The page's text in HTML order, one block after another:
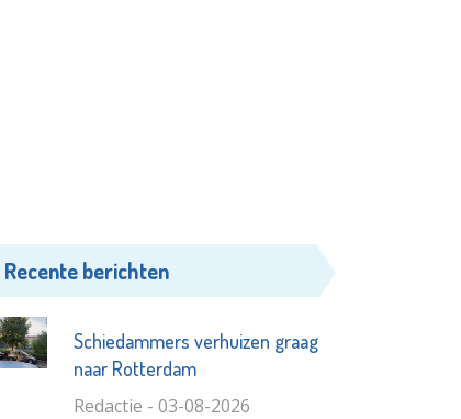
Recente berichten
Schiedammers verhuizen graag
naar Rotterdam
Redactie - 03-08-2026